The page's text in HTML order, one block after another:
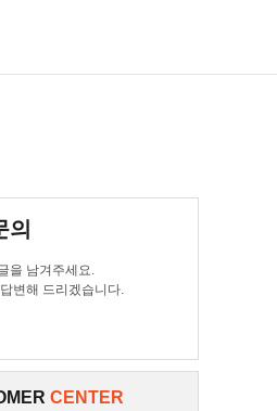
의
을 남겨주세요.
변해 드리겠습니다.
CENTER